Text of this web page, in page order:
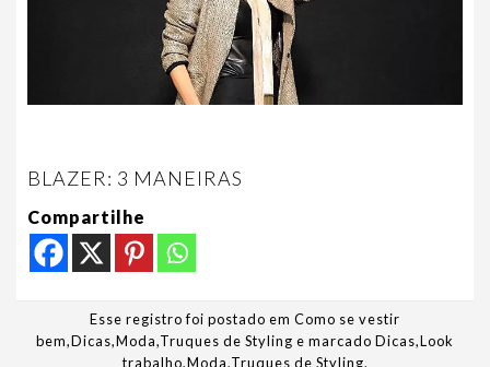
BLAZER: 3 MANEIRAS
Compartilhe
Esse registro foi postado em Como se vestir
bem,Dicas,Moda,Truques de Styling e marcado Dicas,Look
trabalho,Moda,Truques de Styling.